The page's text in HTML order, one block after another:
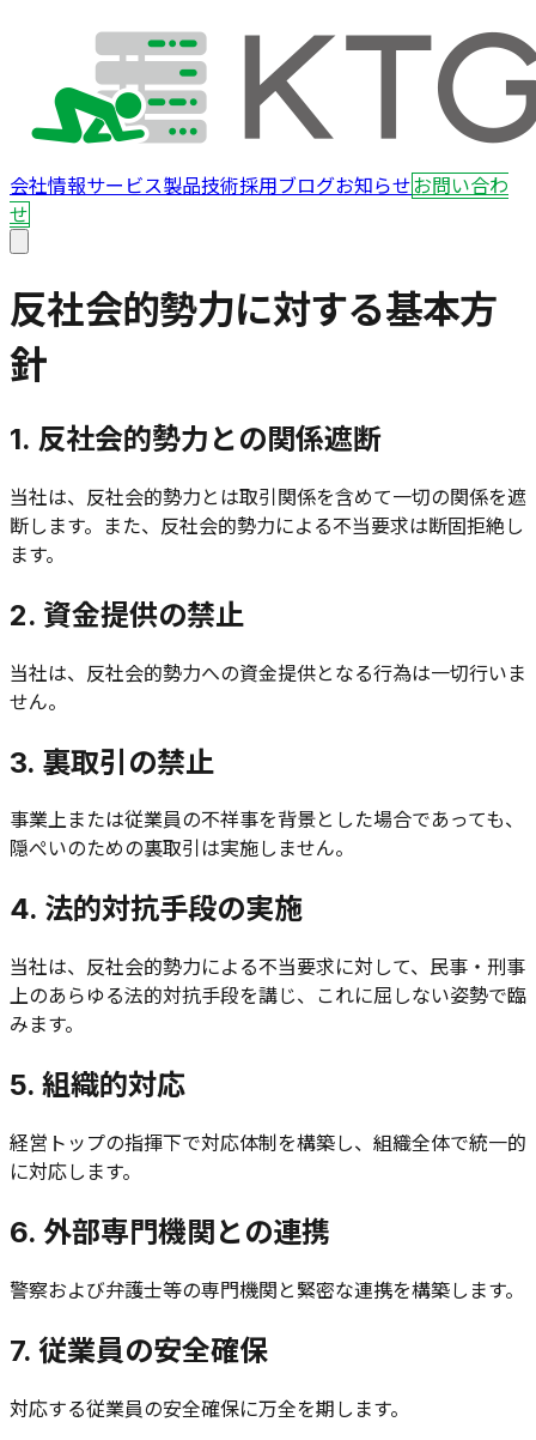
会社情報サービス製品技術採用ブログお知らせお問い合わ
せ
反社会的勢力に対する基本方
針
1. 反社会的勢力との関係遮断
当社は、反社会的勢力とは取引関係を含めて一切の関係を遮
断します。また、反社会的勢力による不当要求は断固拒絶し
ます。
2. 資金提供の禁止
当社は、反社会的勢力への資金提供となる行為は一切行いま
せん。
3. 裏取引の禁止
事業上または従業員の不祥事を背景とした場合であっても、
隠ぺいのための裏取引は実施しません。
4. 法的対抗手段の実施
当社は、反社会的勢力による不当要求に対して、民事・刑事
上のあらゆる法的対抗手段を講じ、これに屈しない姿勢で臨
みます。
5. 組織的対応
経営トップの指揮下で対応体制を構築し、組織全体で統一的
に対応します。
6. 外部専門機関との連携
警察および弁護士等の専門機関と緊密な連携を構築します。
7. 従業員の安全確保
対応する従業員の安全確保に万全を期します。